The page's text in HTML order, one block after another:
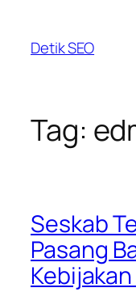
content
Detik SEO
Tag:
Seskab
Pasang